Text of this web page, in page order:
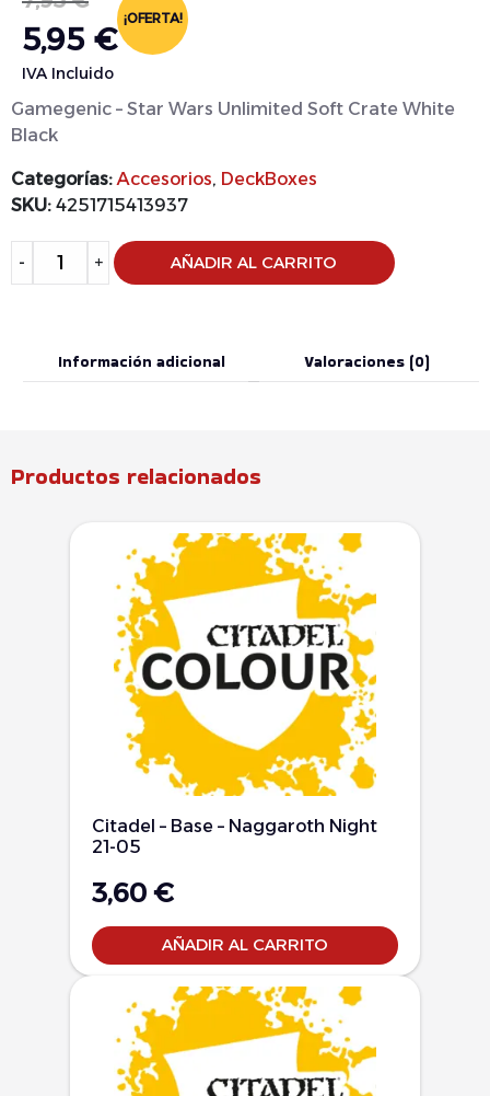
5,95 €
IVA Incluido
¡OFERTA!
Gamegenic – Star Wars Unlimited Soft Crate White
Black
Categorías: Accesorios, DeckBoxes
SKU: 4251715413937
- + AÑADIR AL CARRITO
Alternative:
Información adicional Valoraciones (0)
Productos relacionados
Citadel – Base – Naggaroth Night
21-05
3,60 €
AÑADIR AL CARRITO